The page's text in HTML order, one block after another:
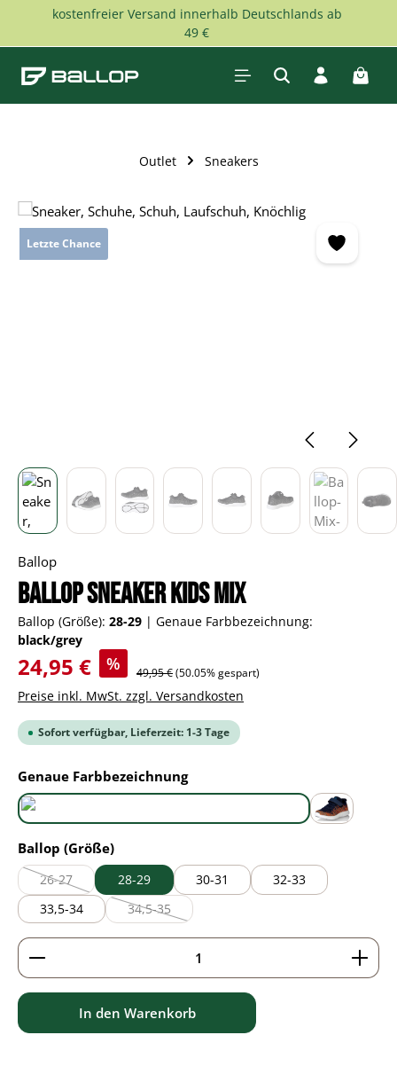
Zum Hauptinhalt springen
kostenfreier Versand innerhalb Deutschlands ab
49 €
Outlet Sneakers
Bildergalerie überspringen
Letzte Chance
Ballop
BALLOP Sneaker Kids Mix
Ballop (Größe): 28-29 | Genaue Farbbezeichnung:
black/grey
Verkaufspreis:
24,95 € % Regulärer Preis:
49,95 €(50.05% gespart)
Preise inkl. MwSt. zzgl. Versandkosten
Sofort verfügbar, Lieferzeit: 1-3 Tage
Genaue Farbbezeichnungauswählen
black/grey navy
Ballop (Größe)auswählen
26-27
(Diese Option ist zurzeit nicht verfügbar.)
28-29 30-31
32-33
33,5-34
34,5-35
(Diese Option ist zurzeit nicht verfügbar.)
Produkt Anzahl: Gib den gewünschten Wert ein
In den Warenkorb